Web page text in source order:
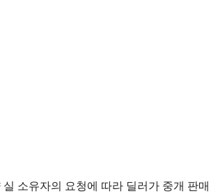
소유자의 요청에 따라 딜러가 중개 판매